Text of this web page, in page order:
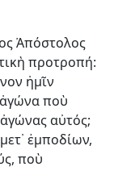
Ἀπόστολος
προτροπή:
ἡμῖν
ποὺ
αὐτός;
ἐμποδίων,
ποὺ